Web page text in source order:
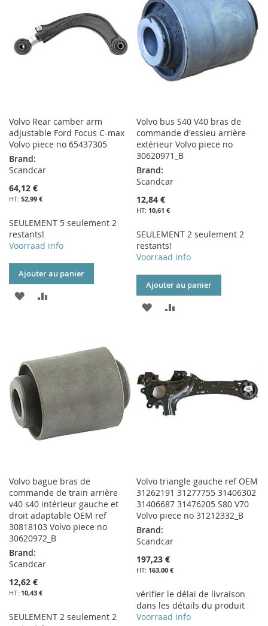
D’ENVIE
LISTE
D’ENVIE
Volvo Rear camber arm
adjustable Ford Focus C-max
Volvo piece no 65437305
Brand:
Scandcar
64,12 €
52,99 €
SEULEMENT 5 seulement 2
restants!
Voorraad info
Ajouter au panier
AJOUTER
LISTE
D’ENVIE
Volvo bus S40 V40 bras de
commande d'essieu arrière
extérieur Volvo piece no
30620971_B
Brand:
Scandcar
12,84 €
10,61 €
SEULEMENT 2 seulement 2
restants!
Voorraad info
Ajouter au panier
AJOUTER
LISTE
D’ENVIE
Volvo bague bras de
commande de train arrière
v40 s40 intérieur gauche et
droit adaptable OEM ref
30818103 Volvo piece no
30620972_B
Brand:
Scandcar
12,62 €
10,43 €
SEULEMENT 2 seulement 2
Volvo triangle gauche ref OEM
31262191 31277755 31406302
31406687 31476205 S80 V70
Volvo piece no 31212332_B
Brand:
Scandcar
197,23 €
163,00 €
vérifier le délai de livraison
dans les détails du produit
Voorraad info